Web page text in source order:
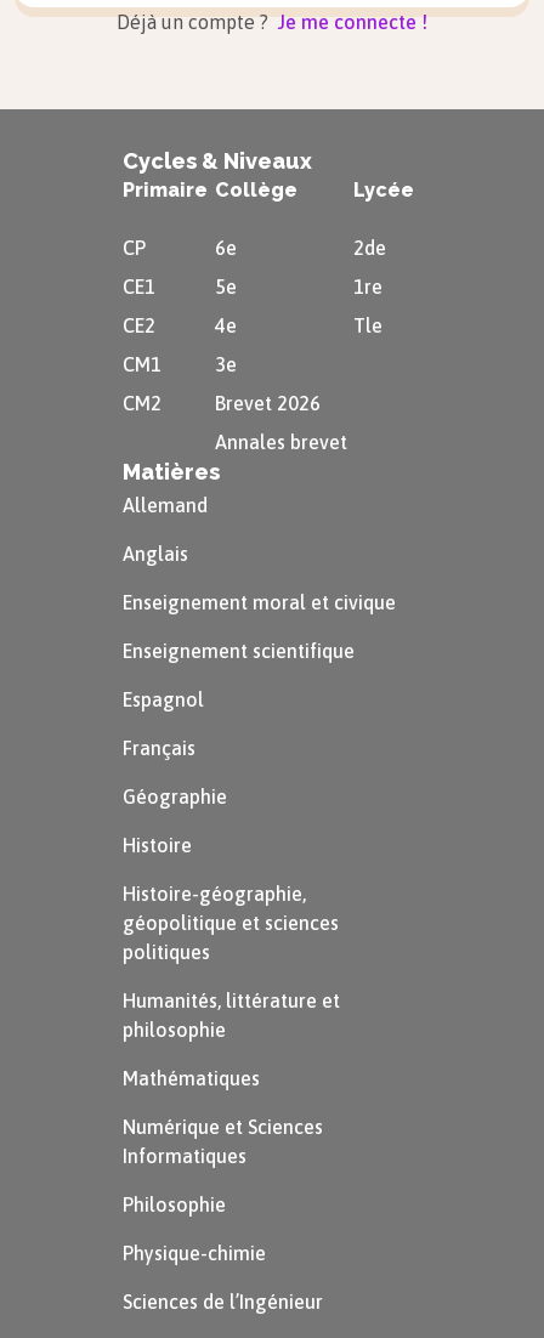
Déjà un compte ? Je me connecte !
Cycles & Niveaux
Primaire
CP
CE1
CE2
CM1
CM2
Collège
6e
5e
4e
3e
Brevet 2026
Annales brevet
Lycée
2de
1re
Tle
Matières
Allemand
Anglais
Enseignement moral et civique
Enseignement scientifique
Espagnol
Français
Géographie
Histoire
Histoire-géographie,
géopolitique et sciences
politiques
Humanités, littérature et
philosophie
Mathématiques
Numérique et Sciences
Informatiques
Philosophie
Physique-chimie
Sciences de l’Ingénieur